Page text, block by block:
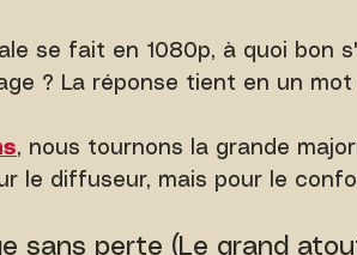
se fait en 1080p, à quoi bon
? La réponse tient en un mot
, nous tournons la grande
le diffuseur, mais pour le
sans perte (Le grand